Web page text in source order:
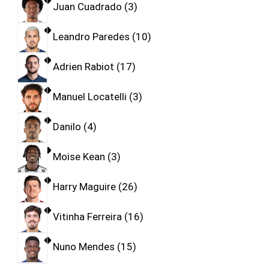
Juan Cuadrado 3
Leandro Paredes 10
Adrien Rabiot 17
Manuel Locatelli 3
Danilo 4
Moise Kean 3
Harry Maguire 26
Vitinha Ferreira 16
Nuno Mendes 15